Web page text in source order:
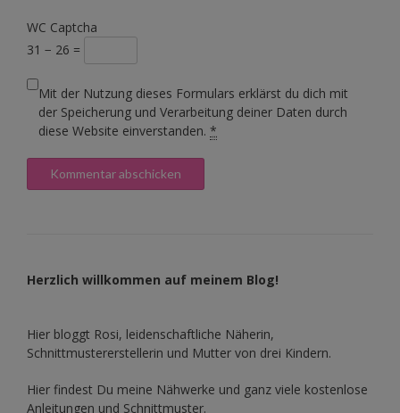
WC Captcha
31 − 26 =
Mit der Nutzung dieses Formulars erklärst du dich mit
der Speicherung und Verarbeitung deiner Daten durch
diese Website einverstanden. *
Herzlich willkommen auf meinem Blog!
Hier bloggt Rosi, leidenschaftliche Näherin,
Schnittmustererstellerin und Mutter von drei Kindern.
Hier findest Du meine Nähwerke und ganz viele kostenlose
Anleitungen und Schnittmuster.